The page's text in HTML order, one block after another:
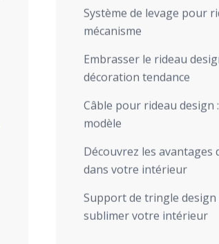
Système de levage pour
mécanisme
Embrasser le rideau
décoration tendance
Câble pour rideau design
modèle
Découvrez les avantages
dans votre intérieur
Support de tringle design
sublimer votre intérieur